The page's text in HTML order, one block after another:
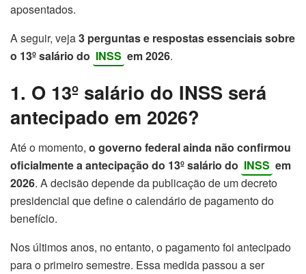
aposentados.
A seguir, veja3 perguntas e respostas essenciais sobre
o 13º salário do INSS em 2026.
1. O 13º salário do INSS será
antecipado em 2026?
Até o momento, o governo federal ainda não confirmou
oficialmente a antecipação do 13º salário do INSS em
2026. A decisão depende da publicação de um decreto
presidencial que define o calendário de pagamento do
benefício.
Nos últimos anos, no entanto, o pagamento foi antecipado
para o primeiro semestre. Essa medida passou a ser